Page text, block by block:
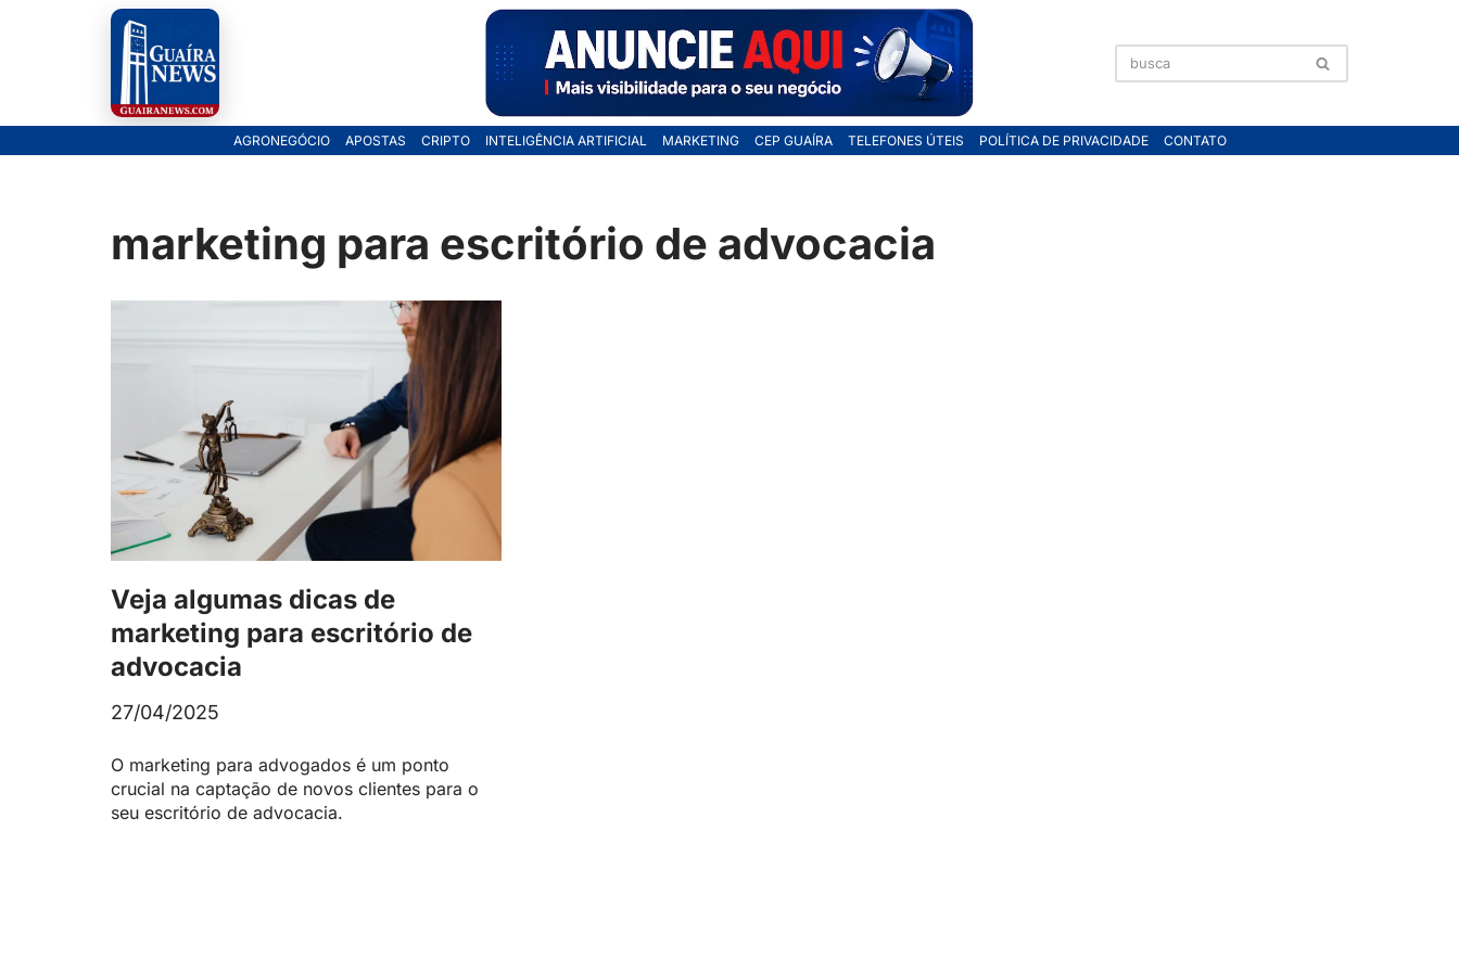
AGRONEGÓCIO APOSTAS CRIPTO INTELIGÊNCIA ARTIFICIAL MARKETING CEP GUAÍRA TELEFONES ÚTEIS POLÍTICA DE PRIVACIDADE CONTATO
marketing para escritório de advocacia
Veja algumas dicas de
marketing para escritório de
advocacia
27/04/2025
O marketing para advogados é um ponto
crucial na captação de novos clientes para o
seu escritório de advocacia.